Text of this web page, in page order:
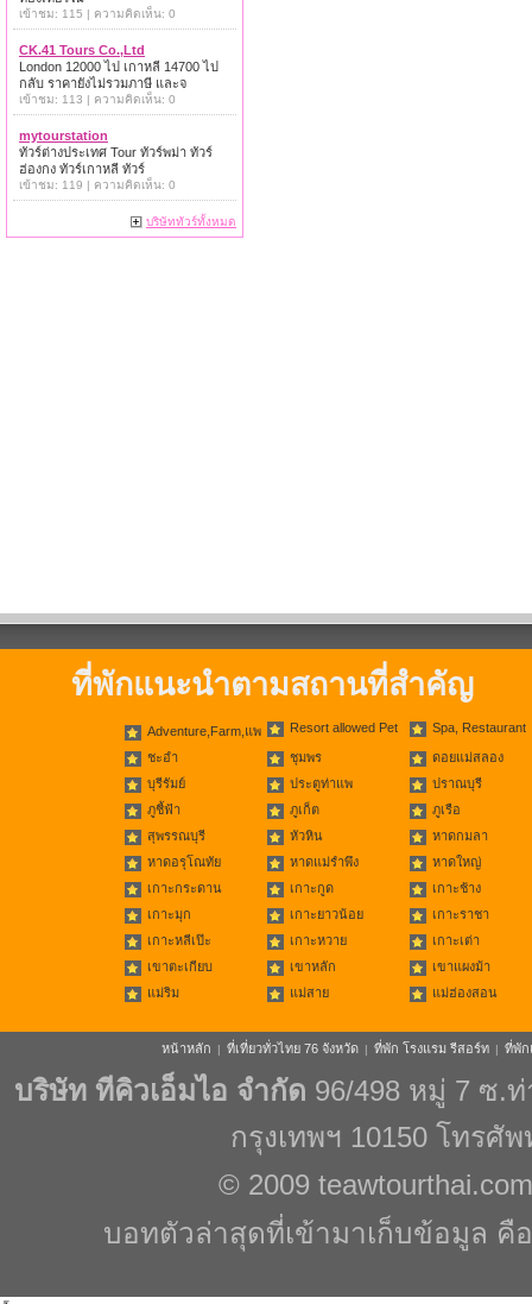
เข้าชม: 115 | ความคิดเห็น: 0
CK.41 Tours Co.,Ltd
London 12000 ไป เกาหลี 14700 ไป
กลับ ราคายังไม่รวมภาษี และจ
เข้าชม: 113 | ความคิดเห็น: 0
mytourstation
ทัวร์ต่างประเทศ Tour ทัวร์พม่า ทัวร์
ฮ่องกง ทัวร์เกาหลี ทัวร์
เข้าชม: 119 | ความคิดเห็น: 0
บริษัททัวร์ทั้งหมด
ที่พักแนะนำตามสถานที่สำคัญ
Adventure,Farm,แพ Resort allowed Pet Spa, Restaurant
ชะอำ ชุมพร
ดอยแม่สลอง
บุรีรัมย์
ประตูท่าแพ
ปราณบุรี
ภูชี้ฟ้า
ภูเก็ต
ภูเรือ
สุพรรณบุรี
หัวหิน
หาดกมลา
หาดอรุโณทัย
หาดแม่รำพึง
หาดใหญ่
เกาะกระดาน
เกาะกูด
เกาะช้าง
เกาะมุก
เกาะยาวน้อย
เกาะราชา
เกาะหลีเป๊ะ
เกาะหวาย
เกาะเต่า
เขาตะเกียบ
เขาหลัก
เขาแผงม้า
แม่ริม
แม่สาย แม่ฮ่องสอน
หน้าหลัก | ที่เที่ยวทั่วไทย 76 จังหวัด | ที่พัก โรงแรม รีสอร์ท | ที่พัก
บริษัท ทีคิวเอ็มไอ จำกัด 96/498 หมู่ 7 ซ.
กรุงเทพฯ 10150 โทรศั
© 2009 teawtourthai.com
บอทตัวล่าสุดที่เข้ามาเก็บข้อมูล คือ